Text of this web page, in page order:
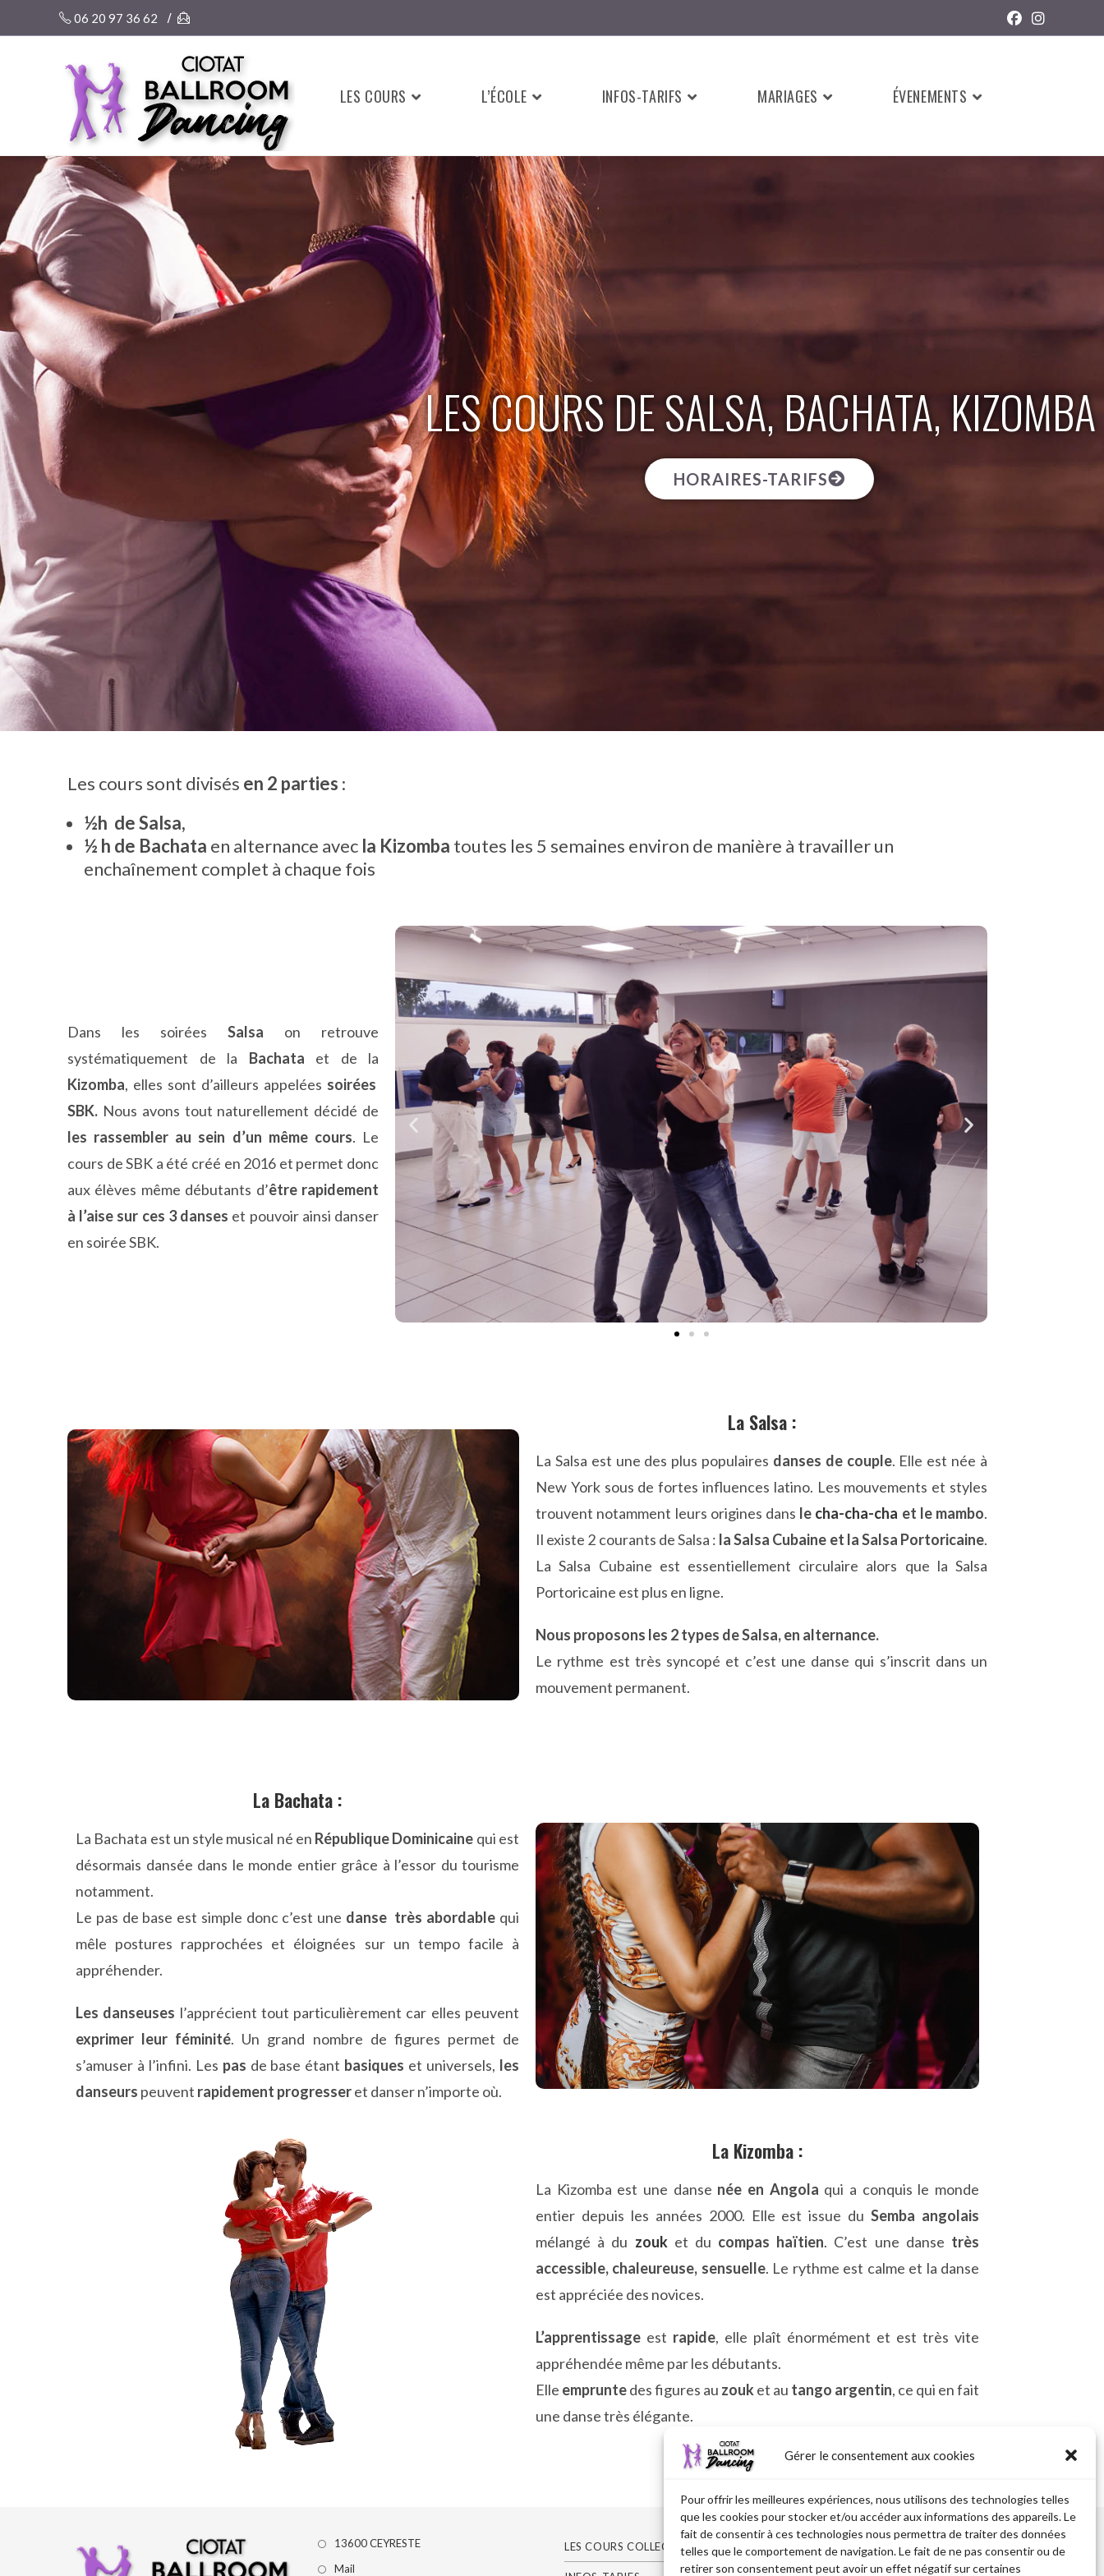
Gérer le consentement aux cookies
Pour offrir les meilleures expériences, nous utilisons des technologies telles
que les cookies pour stocker et/ou accéder aux informations des appareils. Le
fait de consentir à ces technologies nous permettra de traiter des données
telles que le comportement de navigation. Le fait de ne pas consentir ou de
retirer son consentement peut avoir un effet négatif sur certaines
06 20 97 36 62 /
LES COURS L’ÉCOLE INFOS-TARIFS MARIAGES ÉVENEMENTS
LES COURS DE SALSA, BACHATA, KIZOMBA
HORAIRES-TARIFS
Les cours sont divisés en 2 parties :
½h de Salsa,
½ h de Bachata en alternance avec la Kizomba toutes les 5 semaines environ de manière à travailler un
enchaînement complet à chaque fois
Dans les soirées Salsa on retrouve
systématiquement de la Bachata et de la
Kizomba, elles sont d’ailleurs appelées soirées
SBK. Nous avons tout naturellement décidé de
les rassembler au sein d’un même cours. Le
cours de SBK a été créé en 2016 et permet donc
aux élèves même débutants d’être rapidement
à l’aise sur ces 3 danses et pouvoir ainsi danser
en soirée SBK.
La Salsa :
La Salsa est une des plus populaires danses de couple. Elle est née à
New York sous de fortes influences latino. Les mouvements et styles
trouvent notamment leurs origines dans le cha-cha-cha et le mambo.
Il existe 2 courants de Salsa : la Salsa Cubaine et la Salsa Portoricaine.
La Salsa Cubaine est essentiellement circulaire alors que la Salsa
Portoricaine est plus en ligne.
Nous proposons les 2 types de Salsa, en alternance.
Le rythme est très syncopé et c’est une danse qui s’inscrit dans un
mouvement permanent.
La Bachata :
La Bachata est un style musical né en République Dominicaine qui est
désormais dansée dans le monde entier grâce à l’essor du tourisme
notamment.
Le pas de base est simple donc c’est une danse très abordable qui
mêle postures rapprochées et éloignées sur un tempo facile à
appréhender.
Les danseuses l’apprécient tout particulièrement car elles peuvent
exprimer leur féminité. Un grand nombre de figures permet de
s’amuser à l’infini. Les pas de base étant basiques et universels, les
danseurs peuvent rapidement progresseret danser n’importe où.
La Kizomba :
La Kizomba est une danse née en Angola qui a conquis le monde
entier depuis les années 2000. Elle est issue duSemba angolais
mélangé à du zouket du compas haïtien. C’est une danse très
accessible, chaleureuse, sensuelle. Le rythme est calme et la danse
est appréciée des novices.
L’apprentissage est rapide, elle plaît énormément et est très vite
appréhendée même par les débutants.
Elle empruntedes figures au zouket au tango argentin, ce qui en fait
une danse très élégante.
13600 CEYRESTE
Mail
LES COURS COLLECTIFS
Suivez-Nous: